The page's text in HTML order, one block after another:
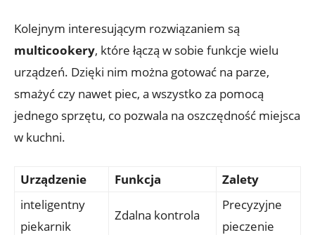
Kolejnym interesującym rozwiązaniem są
multicookery, które łączą w sobie funkcje wielu
urządzeń. Dzięki nim można gotować na parze,
smażyć czy nawet piec, a wszystko za pomocą
jednego sprzętu, co pozwala na oszczędność miejsca
w kuchni.
Urządzenie Funkcja
Zalety
inteligentny
piekarnik
Zdalna kontrola
Precyzyjne
pieczenie